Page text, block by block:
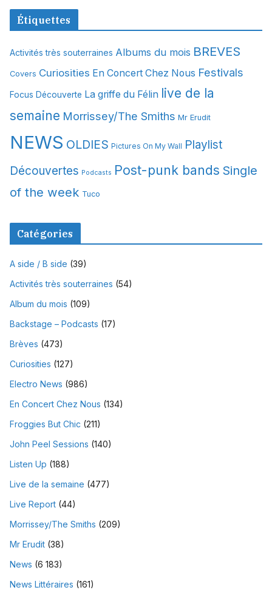
c
v
e
Étiquettes
Activités très souterraines Albums du mois BREVES
Covers Curiosities En Concert Chez Nous Festivals
Focus Découverte La griffe du Félin live de la
semaine Morrissey/The Smiths Mr Erudit
NEWS OLDIES Pictures On My Wall Playlist
Découvertes Podcasts Post-punk bands Single
of the week Tuco
Catégories
A side / B side (39)
Activités très souterraines (54)
Album du mois (109)
Backstage – Podcasts (17)
Brèves (473)
Curiosities (127)
Electro News (986)
En Concert Chez Nous (134)
Froggies But Chic (211)
John Peel Sessions (140)
Listen Up (188)
Live de la semaine (477)
Live Report (44)
Morrissey/The Smiths (209)
Mr Erudit (38)
News (6 183)
News Littéraires (161)